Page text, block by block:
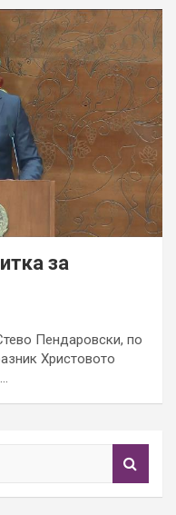
за
Пендаровски, по
Христовото